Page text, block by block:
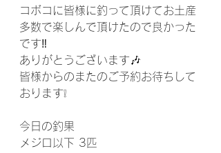
コボコに皆様に釣って頂けてお土産
多数で楽しんで頂けたので良かった
です‼️
ありがとうございます🎶
皆様からのまたのご予約お待ちして
おります❕
今日の釣果
メジロ以下 3匹